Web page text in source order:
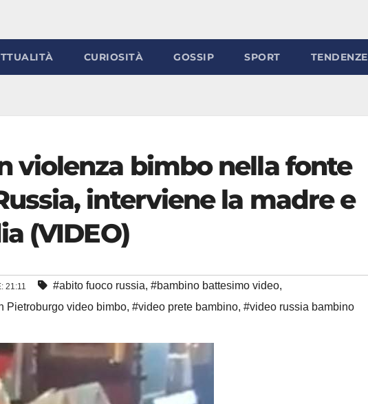
CURIOSITÀ GOSSIP SPORT TENDENZE
violenza bimbo nella fonte
interviene la madre e
(VIDEO)
21:11 #abito fuoco russia, #bambino battesimo video,
Pietroburgo video bimbo, #video prete bambino, #video russia bambino